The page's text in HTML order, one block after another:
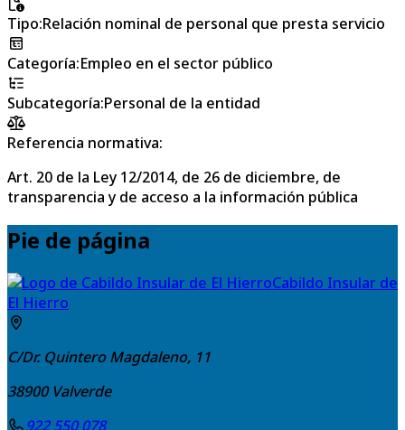
Tipo:Relación nominal de personal que presta servicio
Categoría:Empleo en el sector público
Subcategoría:Personal de la entidad
Referencia normativa:
Art. 20 de la Ley 12/2014, de 26 de diciembre, de
transparencia y de acceso a la información pública
Pie de página
Cabildo Insular de
El Hierro
C/Dr. Quintero Magdaleno, 11
38900 Valverde
922 550 078